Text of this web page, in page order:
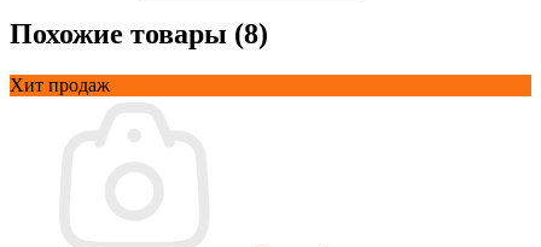
Похожие товары (8)
Хит продаж